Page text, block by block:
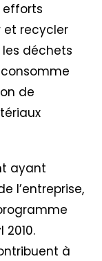
efforts
et recycler
déchets
de
ayant
l’entreprise,
.
à